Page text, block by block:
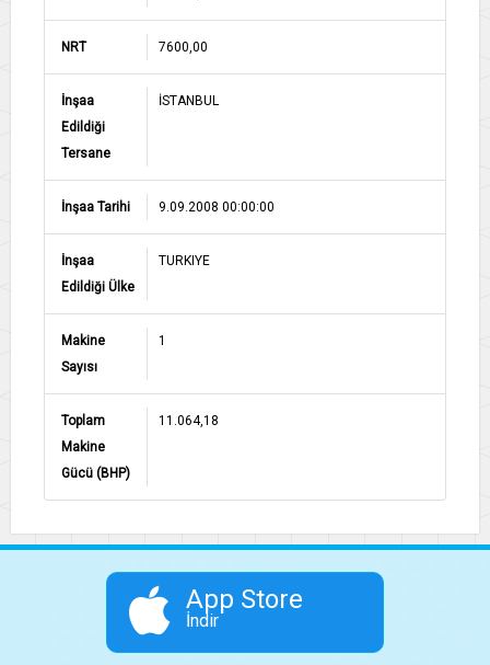
NRT 7600,00
İnşaa
Edildiği
Tersane
İSTANBUL
İnşaa Tarihi 9.09.2008 00:00:00
İnşaa
Edildiği Ülke
TURKIYE
Makine
Sayısı
1
Toplam
Makine
Gücü (BHP)
11.064,18
App Store
İndir